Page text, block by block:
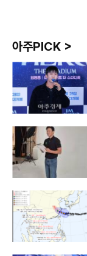
아주PICK >